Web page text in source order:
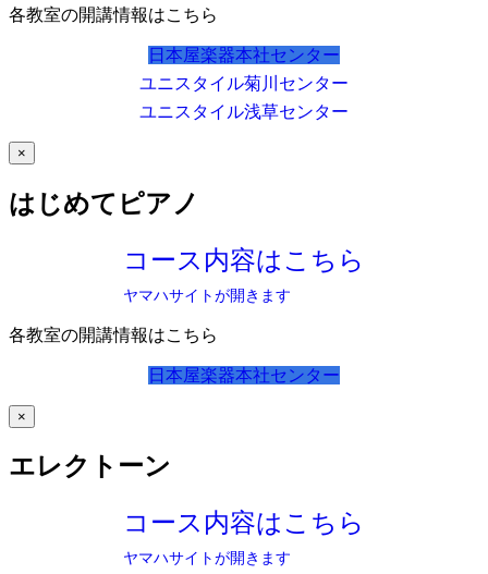
各教室の開講情報はこちら
日本屋楽器本社センター
ユニスタイル菊川センター
ユニスタイル浅草センター
×
はじめてピアノ
コース内容はこちら
ヤマハサイトが開きます
各教室の開講情報はこちら
日本屋楽器本社センター
×
エレクトーン
コース内容はこちら
ヤマハサイトが開きます